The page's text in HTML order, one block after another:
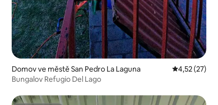
Domov ve městě San Pedro La Laguna Průměrné
4,52 (27)
Bungalov Refugio Del Lago